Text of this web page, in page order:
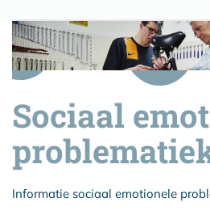
Sociaal
Informatie sociaal emotionele